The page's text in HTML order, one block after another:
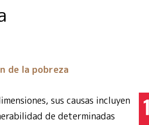
de la pobreza
sus causas incluyen
de determinadas